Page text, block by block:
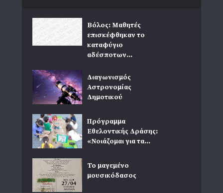
Βόλος: Μαθητές
επισκέφθηκαν το
καταφύγιο
αδέσποτων...
Διαγωνισμός
Αστρονομίας
Δημοτικού
Πρόγραμμα
Εθελοντικής Δράσης:
«Νοιάζομαι για τα...
Το μαγεμένο
μουσικόδασος